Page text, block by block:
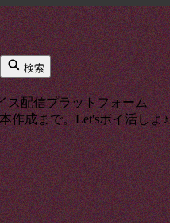
検索
ス配信プラットフォーム
作成まで。Let'sボイ活しよ♪